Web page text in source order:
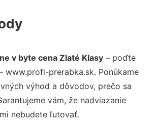
v byte cena Zlaté Klasy – poďte
www.profi-prerabka.sk. Ponúkame
výhod a dôvodov, prečo sa
vám, že nadviazanie
nebudete ľutovať.